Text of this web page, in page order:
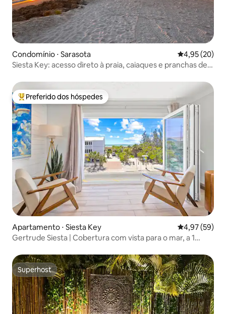
Condomínio ⋅ Sarasota 4,95 de uma
4,95 (20)
Siesta Key: acesso direto à praia, caiaques e pranchas de
Entre os melhores preferidos dos hóspedes
Preferido dos hóspedes
Apartamento ⋅ Siesta Key 4,97 de uma
4,97 (59)
Gertrude Siesta | Cobertura com vista para o mar, a 1
Superhost
Superhost